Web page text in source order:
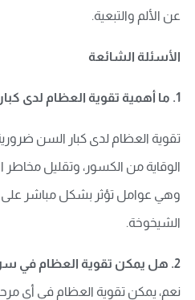
عن الألم والتبعية.
الأسئلة الشائعة
1. ما أهمية تقوية العظام لدى كبار السن؟
تقوية العظام لدى كبار السن
الوقاية من الكسور، وتقليل
وهي عوامل تؤثر بشكل مباشر على
الشيخوخة.
2. هل يمكن تقوية العظام في سن متأخرة؟
نعم، يمكن تقوية العظام في أي